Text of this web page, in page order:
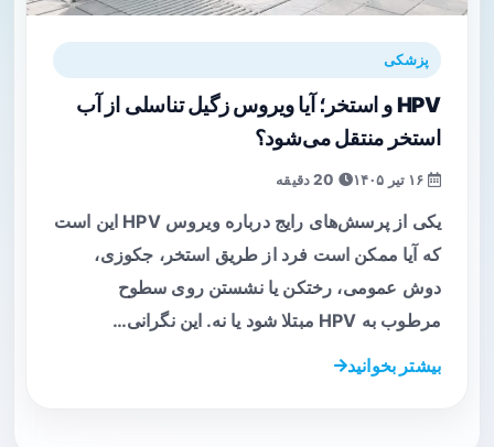
پزشکی
HPV و استخر؛ آیا ویروس زگیل تناسلی از آب
استخر منتقل می‌شود؟
یکی از پرسش‌های رایج درباره ویروس HPV این است
که آیا ممکن است فرد از طریق استخر، جکوزی،
دوش عمومی، رختکن یا نشستن روی سطوح
مرطوب به HPV مبتلا شود یا نه. این نگرانی…
بیشتر بخوانید